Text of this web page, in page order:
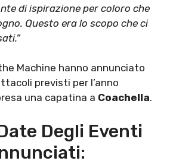
di ispirazione per coloro che
Questo era lo scopo che ci
Machine hanno annunciato
previsti per l’anno
una capatina a Coachella.
Degli Eventi